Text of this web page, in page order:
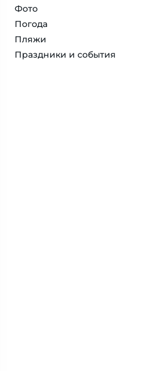
Фото
Погода
Пляжи
Праздники и события